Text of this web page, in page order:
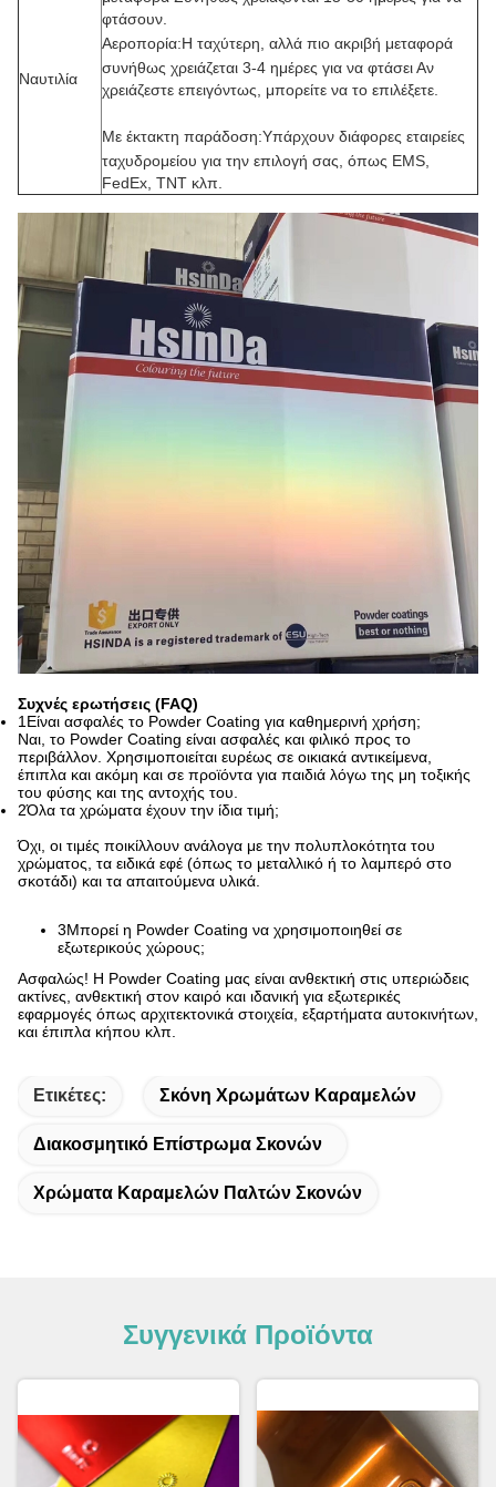
Ναυτιλία
φτάσουν.
Αεροπορία:Η ταχύτερη, αλλά πιο ακριβή μεταφορά
συνήθως χρειάζεται 3-4 ημέρες για να φτάσει Αν
χρειάζεστε επειγόντως, μπορείτε να το επιλέξετε.
Με έκτακτη παράδοση:Υπάρχουν διάφορες εταιρείες
ταχυδρομείου για την επιλογή σας, όπως EMS,
FedEx, TNT κλπ.
Συχνές ερωτήσεις (FAQ)
1Είναι ασφαλές το Powder Coating για καθημερινή χρήση;
Ναι, το Powder Coating είναι ασφαλές και φιλικό προς το
περιβάλλον. Χρησιμοποιείται ευρέως σε οικιακά αντικείμενα,
έπιπλα και ακόμη και σε προϊόντα για παιδιά λόγω της μη τοξικής
του φύσης και της αντοχής του.
2Όλα τα χρώματα έχουν την ίδια τιμή;
Όχι, οι τιμές ποικίλλουν ανάλογα με την πολυπλοκότητα του
χρώματος, τα ειδικά εφέ (όπως το μεταλλικό ή το λαμπερό στο
σκοτάδι) και τα απαιτούμενα υλικά.
3Μπορεί η Powder Coating να χρησιμοποιηθεί σε
εξωτερικούς χώρους;
Ασφαλώς! Η Powder Coating μας είναι ανθεκτική στις υπεριώδεις
ακτίνες, ανθεκτική στον καιρό και ιδανική για εξωτερικές
εφαρμογές όπως αρχιτεκτονικά στοιχεία, εξαρτήματα αυτοκινήτων,
και έπιπλα κήπου κλπ.
Ετικέτες: Σκόνη Χρωμάτων Καραμελών
Διακοσμητικό Επίστρωμα Σκονών
Χρώματα Καραμελών Παλτών Σκονών
Συγγενικά Προϊόντα